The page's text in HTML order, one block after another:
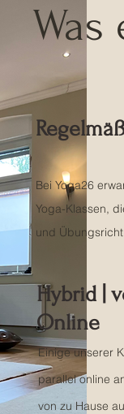
Bei Yoga26
Yoga-Klassen,
und
Hybrid |
Online
Einige unserer
parallel online
von zu Hause